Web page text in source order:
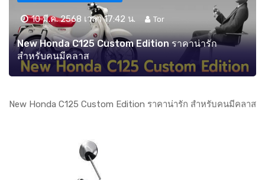
10 มี.ค. 2568 เวลา 17:42 น. Tor
New Honda C125 Custom Edition ราคาน่ารัก
สำหรับคนมีคลาส
New Honda C125 Custom Edition ราคาน่ารัก สำหรับคนมีคลาส